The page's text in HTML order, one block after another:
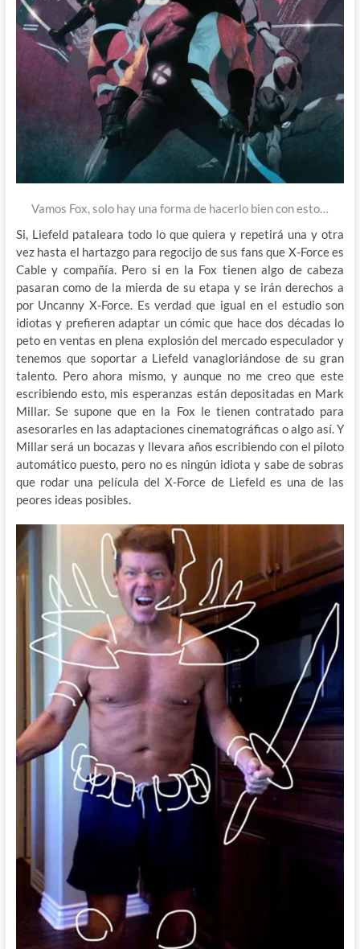
Vamos Fox, solo hay una forma de hacerlo bien con esto…
Si, Liefeld pataleara todo lo que quiera y repetirá una y otra
vez hasta el hartazgo para regocijo de sus fans que X-Force es
Cable y compañía. Pero si en la Fox tienen algo de cabeza
pasaran como de la mierda de su etapa y se irán derechos a
por Uncanny X-Force. Es verdad que igual en el estudio son
idiotas y prefieren adaptar un cómic que hace dos décadas lo
peto en ventas en plena explosión del mercado especulador y
tenemos que soportar a Liefeld vanagloriándose de su gran
talento. Pero ahora mismo, y aunque no me creo que este
escribiendo esto, mis esperanzas están depositadas en Mark
Millar. Se supone que en la Fox le tienen contratado para
asesorarles en las adaptaciones cinematográficas o algo así. Y
Millar será un bocazas y llevara años escribiendo con el piloto
automático puesto, pero no es ningún idiota y sabe de sobras
que rodar una película del X-Force de Liefeld es una de las
peores ideas posibles.